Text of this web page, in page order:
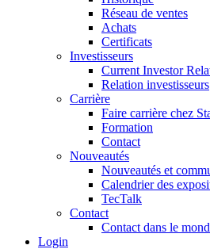
Réseau de ventes
Achats
Certificats
Investisseurs
Current Investor
Relation investisseurs
Carrière
Faire carrière chez
Formation
Contact
Nouveautés
Nouveautés et
Calendrier des
TecTalk
Contact
Contact dans le
Login